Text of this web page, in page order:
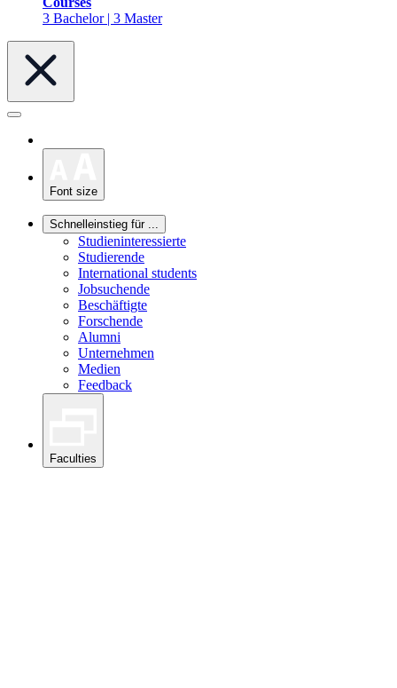
3 Bachelor | 3 Master
Font size
Schnelleinstieg für ...
Studieninteressierte
Studierende
International students
Jobsuchende
Beschäftigte
Forschende
Alumni
Unternehmen
Medien
Feedback
Faculties